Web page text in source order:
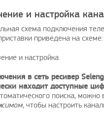
и настройка
схема подключения
приведена на схеме:
в сеть ресивер
находит доступные
поиска, можно
, чтобы настроить